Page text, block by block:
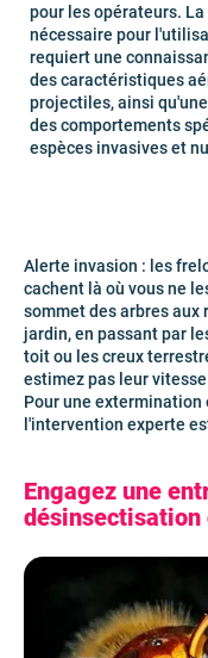
pour les opérateurs.
nécessaire pour
requiert une
des caractéristiques
projectiles, ainsi
des comportements
espèces invasives et
Alerte invasion : les
cachent là où vous ne
sommet des arbres aux
jardin, en passant par
toit ou les creux
estimez pas leur
Pour une extermination
l'intervention experte
Engagez une
désinsectisation